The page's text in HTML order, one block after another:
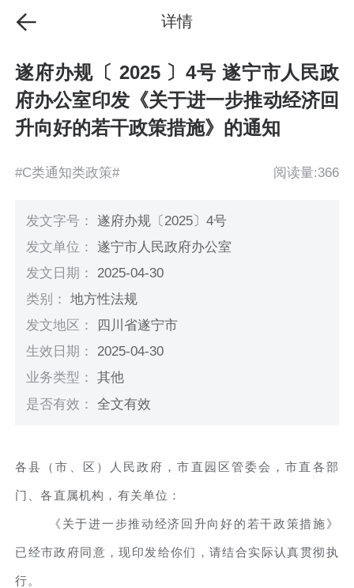
详情
遂府办规〔 2025 〕4号 遂宁市人民政
府办公室印发《关于进一步推动经济回
升向好的若干政策措施》的通知
#C类通知类政策# 阅读量:366
发文字号：遂府办规〔2025〕4号
发文单位：遂宁市人民政府办公室
发文日期： 2025-04-30
类别：地方性法规
发文地区：
四川省遂宁市
生效日期： 2025-04-30
业务类型：其他
是否有效：全文有效
各县（市、区）人民政府，市直园区管委会，市直各部
门、各直属机构，有关单位：
《关于进一步推动经济回升向好的若干政策措施》
已经市政府同意，现印发给你们，请结合实际认真贯彻执
行。